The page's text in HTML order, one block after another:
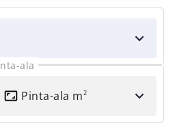
ala
Pinta-ala m2